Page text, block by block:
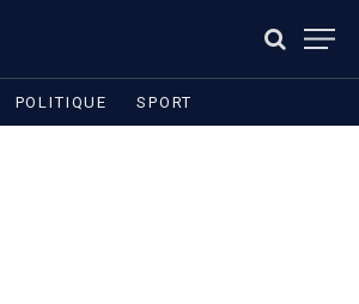
POLITIQUE SPORT